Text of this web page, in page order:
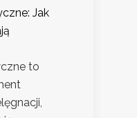
Jak
to